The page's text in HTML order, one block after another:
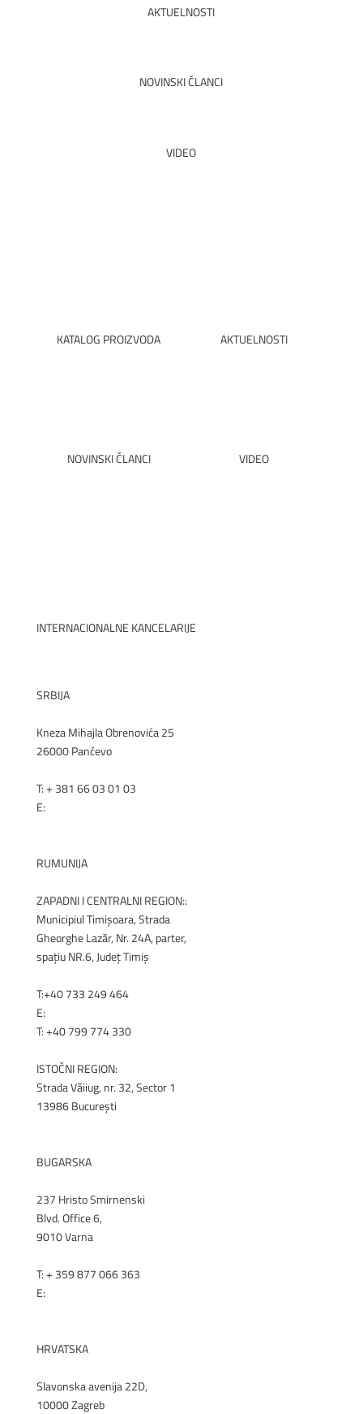
AKTUELNOSTI
NOVINSKI ČLANCI
VIDEO
KATALOG PROIZVODA AKTUELNOSTI
NOVINSKI ČLANCI VIDEO
INTERNACIONALNE KANCELARIJE
SRBIJA
Kneza Mihajla Obrenovića 25
26000 Pančevo
T: + 381 66 03 01 03
E:
RUMUNIJA
ZAPADNI I CENTRALNI REGION::
Municipiul Timișoara, Strada
Gheorghe Lazăr, Nr. 24A, parter,
spațiu NR.6, Județ Timiș
T:+40 733 249 464
E:
T: +40 799 774 330
ISTOČNI REGION:
Strada Văiiug, nr. 32, Sector 1
13986 București
BUGARSKA
237 Hristo Smirnenski
Blvd. Office 6,
9010 Varna
T: + 359 877 066 363
E:
HRVATSKA
Slavonska avenija 22D,
10000 Zagreb